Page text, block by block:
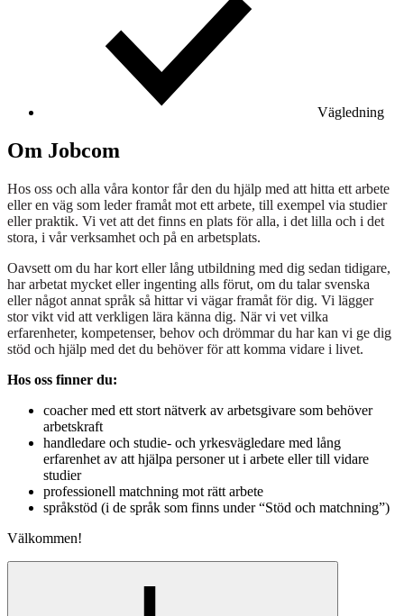
Vägledning
Om Jobcom
Hos oss och alla våra kontor får den du hjälp med att hitta ett arbete
eller en väg som leder framåt mot ett arbete, till exempel via studier
eller praktik. Vi vet att det finns en plats för alla, i det lilla och i det
stora, i vår verksamhet och på en arbetsplats.
Oavsett om du har kort eller lång utbildning med dig sedan tidigare,
har arbetat mycket eller ingenting alls förut, om du talar svenska
eller något annat språk så hittar vi vägar framåt för dig. Vi lägger
stor vikt vid att verkligen lära känna dig. När vi vet vilka
erfarenheter, kompetenser, behov och drömmar du har kan vi ge dig
stöd och hjälp med det du behöver för att komma vidare i livet.
Hos oss finner du:
coacher med ett stort nätverk av arbetsgivare som behöver
arbetskraft
handledare och studie- och yrkesvägledare med lång
erfarenhet av att hjälpa personer ut i arbete eller till vidare
studier
professionell matchning mot rätt arbete
språkstöd (i de språk som finns under “Stöd och matchning”)
Välkommen!